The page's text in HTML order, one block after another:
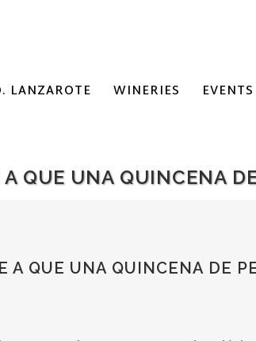
LANZAROTE WINERIES EVENTS
QUE UNA QUINCENA
A QUE UNA QUINCENA DE